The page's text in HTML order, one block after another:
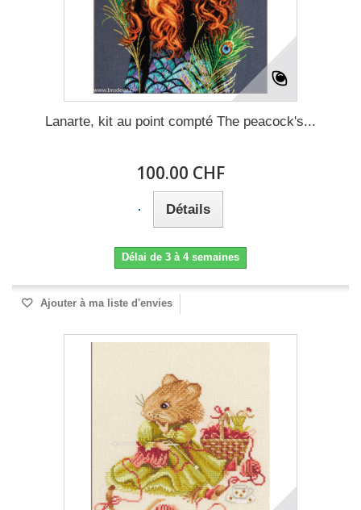
Lanarte, kit au point compté The peacock's...
100.00 CHF
Détails
Délai de 3 à 4 semaines
Ajouter à ma liste d'envies